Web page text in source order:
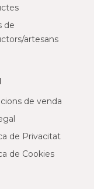
de
artesans
de venda
de Privacitat
de Cookies